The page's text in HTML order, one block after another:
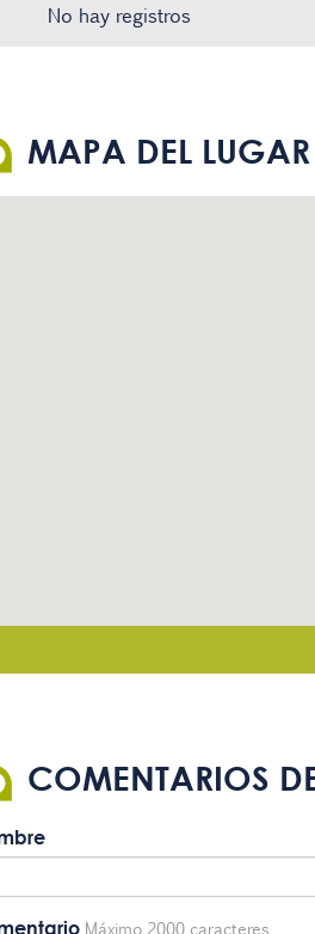
No hay registros
MAPA DEL LUGAR
COMENTARIOS
Máximo 2000 caracteres